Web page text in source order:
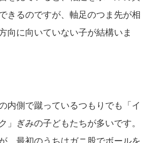
きるのですが、軸足のつま先が相
向に向いていない子が結構いま
内側で蹴っているつもりでも「イ
」ぎみの子どもたちが多いです。